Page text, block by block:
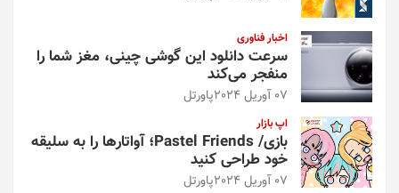
اخبار فناوری
سرعت دانلود این گوشی چینی، مغز شما را
منفجر می‌کند
07 آوریل 2024 پاورتل
اپ بازار
بازی/ Pastel Friends؛ آواتارها را به سلیقه
خود طراحی کنید
07 آوریل 2024 پاورتل